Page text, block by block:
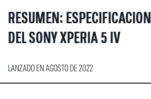
RESUMEN:
DEL SONY XPERIA 5 IV
LANZADO EN AGOSTO DE 2022